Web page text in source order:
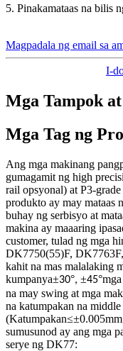
5. Pinakamataas na bilis
Magpadala ng email sa
I-
Mga Tampok
Mga Tag ng
Ang mga makinang
gumagamit ng high
rail opsyonal) at P3-
produkto ay may mataas
buhay ng serbisyo at
makina ay maaaring
customer, tulad ng mga
DK7750(55)F,
kahit na mas malalaking
kumpanya±30°, ±45°
na may swing at mga
na katumpakan na
sumusunod ay ang mga
serye ng DK77: